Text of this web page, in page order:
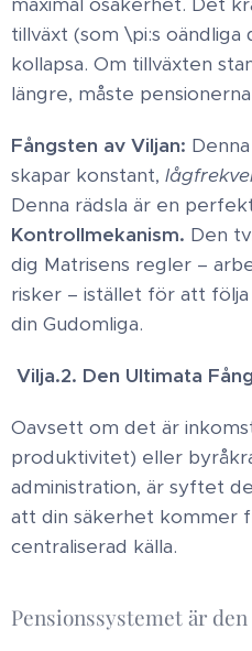
tillväxt (som \pi:s
kollapsa. Om tillväxten
längre, måste pensionerna
Fångsten av Viljan:
skapar konstant,
Denna rädsla är en
Kontrollmekanism. Den
dig Matrisens regler –
risker – istället för att
din Gudomliga.
Vilja. ​2. Den Ultimata
Oavsett om det är
produktivitet) eller
administration, är syftet
att din säkerhet kommer
centraliserad källa. ​
Pensionssystemet är